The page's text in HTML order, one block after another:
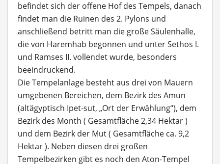
befindet sich der offene Hof des Tempels, danach
findet man die Ruinen des 2. Pylons und
anschließend betritt man die große Säulenhalle,
die von Haremhab begonnen und unter Sethos I.
und Ramses II. vollendet wurde, besonders
beeindruckend.
Die Tempelanlage besteht aus drei von Mauern
umgebenen Bereichen, dem Bezirk des Amun
(altägyptisch Ipet-sut, „Ort der Erwählung“), dem
Bezirk des Month ( Gesamtfläche 2,34 Hektar )
und dem Bezirk der Mut ( Gesamtfläche ca. 9,2
Hektar ). Neben diesen drei großen
Tempelbezirken gibt es noch den Aton-Tempel